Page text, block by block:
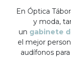
En Óptica
y moda,
un gabinete
el mejor
audífonos